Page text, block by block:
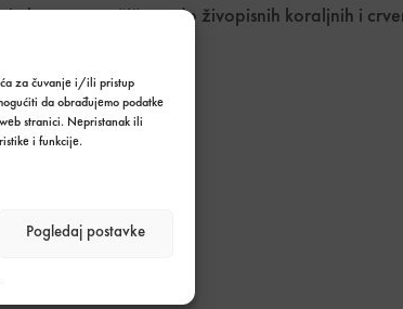
za čuvanje i/ili pristup
da obrađujemo podatke
stranici. Nepristanak ili
i funkcije.
Pogledaj postavke
elegantne ružičaste do živopisnih koraljnih i
i upečatljivih.